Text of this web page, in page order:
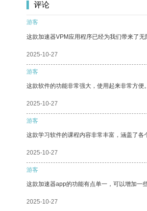
评论
游客
这款加速器VPM应用程序已经为我们带来了无
2025-10-27
游客
这款软件的功能非常强大，使用起来非常方便。
2025-10-27
游客
这款学习软件的课程内容非常丰富，涵盖了各
2025-10-27
游客
这款加速器app的功能有点单一，可以增加一
2025-10-27